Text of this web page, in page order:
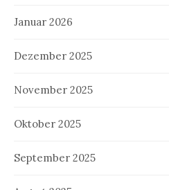
Januar 2026
Dezember 2025
November 2025
Oktober 2025
September 2025